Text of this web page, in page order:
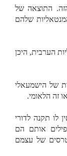
התוצאה של
שלהם
הערבית, היכן
של הישמעאלי
זה הלאומי.
לו תקנה לדורי
אותם הם
של עצמם